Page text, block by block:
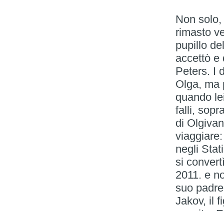
Non
rimasto
pupillo
accettò e
Peters. I
Olga, ma
quando
falli,
di
negli
si
2011. e
suo
Jakov, il